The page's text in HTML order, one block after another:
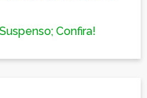
Confira!